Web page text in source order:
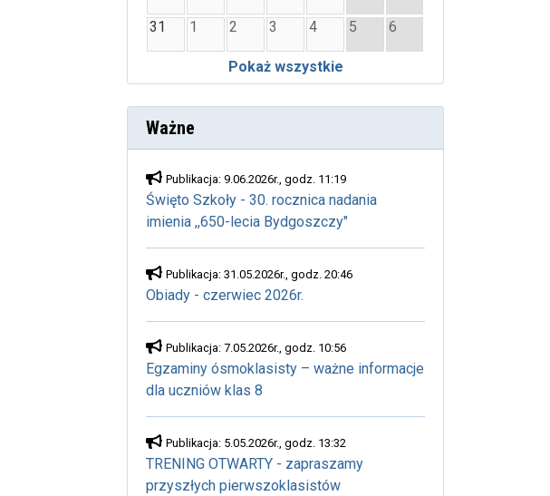
31 1 2 3 4 5 6
Pokaż wszystkie
Ważne
Publikacja: 9.06.2026r., godz. 11:19
Święto Szkoły - 30. rocznica nadania
imienia ,,650-lecia Bydgoszczy"
Publikacja: 31.05.2026r., godz. 20:46
Obiady - czerwiec 2026r.
Publikacja: 7.05.2026r., godz. 10:56
Egzaminy ósmoklasisty – ważne informacje
dla uczniów klas 8
Publikacja: 5.05.2026r., godz. 13:32
TRENING OTWARTY - zapraszamy
przyszłych pierwszoklasistów